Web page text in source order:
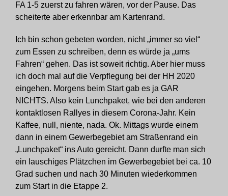
FA 1-5 zuerst zu fahren wären, vor der Pause. Das
scheiterte aber erkennbar am Kartenrand.
Ich bin schon gebeten worden, nicht „immer so viel“
zum Essen zu schreiben, denn es würde ja „ums
Fahren“ gehen. Das ist soweit richtig. Aber hier muss
ich doch mal auf die Verpflegung bei der HH 2020
eingehen. Morgens beim Start gab es ja GAR
NICHTS. Also kein Lunchpaket, wie bei den anderen
kontaktlosen Rallyes in diesem Corona-Jahr. Kein
Kaffee, null, niente, nada. Ok. Mittags wurde einem
dann in einem Gewerbegebiet am Straßenrand ein
„Lunchpaket“ ins Auto gereicht. Dann durfte man sich
ein lauschiges Plätzchen im Gewerbegebiet bei ca. 10
Grad suchen und nach 30 Minuten wiederkommen
zum Start in die Etappe 2.